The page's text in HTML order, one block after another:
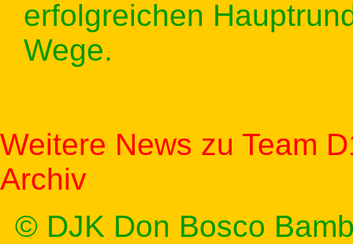
erfolgreichen
Wege.
Weitere News zu Team
Archiv
© DJK Don Bosco